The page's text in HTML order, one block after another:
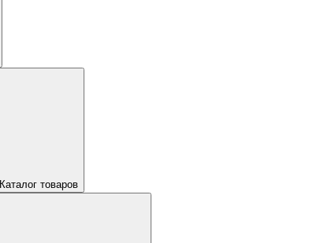
Каталог товаров